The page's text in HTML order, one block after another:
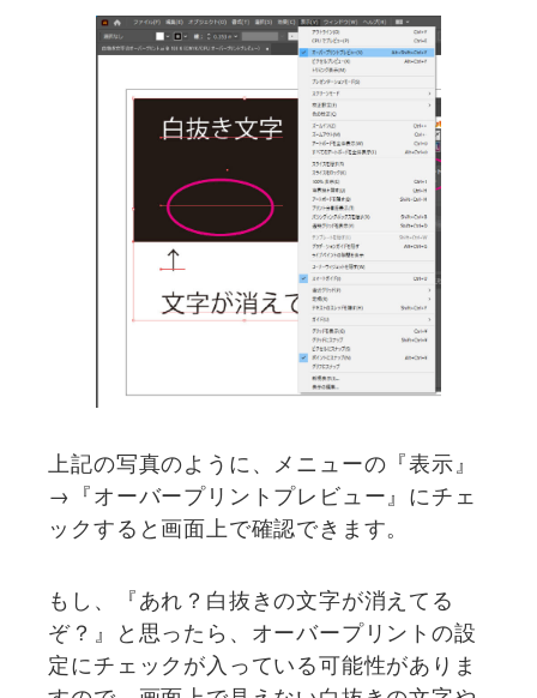
上記の写真のように、メニューの『表示』
→『オーバープリントプレビュー』にチェ
ックすると画面上で確認できます。
もし、『あれ？白抜きの文字が消えてる
ぞ？』と思ったら、オーバープリントの設
定にチェックが入っている可能性がありま